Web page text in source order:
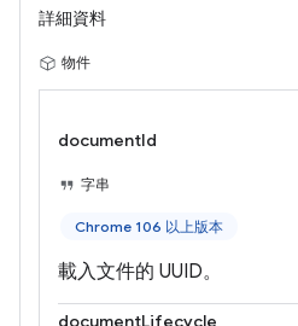
詳細資料
物件
documentId
字串
Chrome 106 以上版本
載入文件的 UUID。
documentLifecycle